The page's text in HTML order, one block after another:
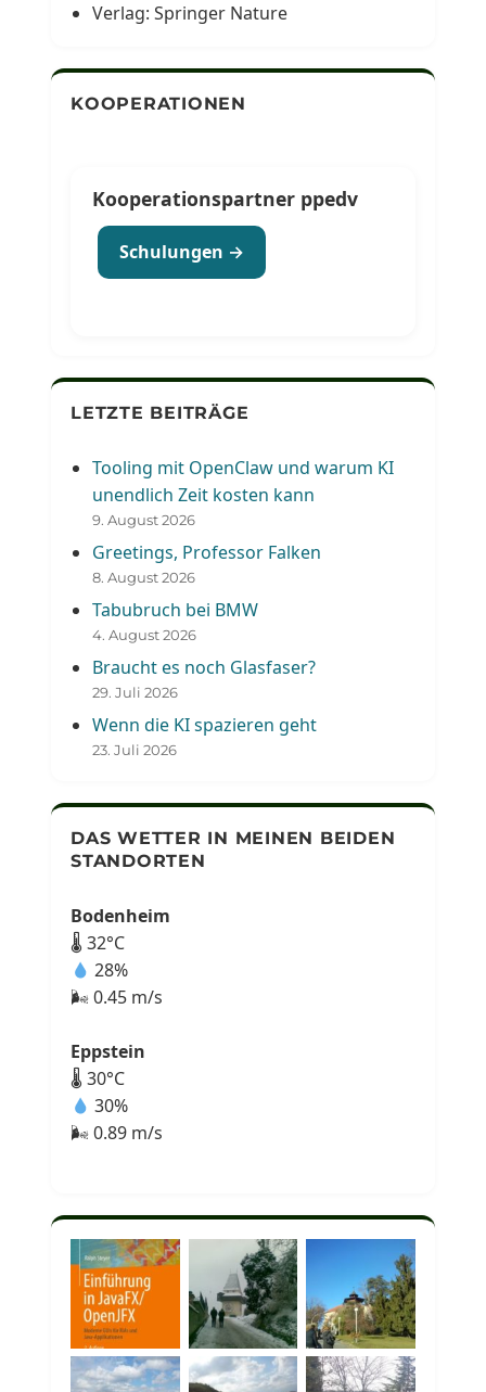
Verlag: Springer Nature
KOOPERATIONEN
Kooperationspartner ppedv
Schulungen →
LETZTE BEITRÄGE
Tooling mit OpenClaw und warum KI
unendlich Zeit kosten kann
9. August 2026
Greetings, Professor Falken
8. August 2026
Tabubruch bei BMW
4. August 2026
Braucht es noch Glasfaser?
29. Juli 2026
Wenn die KI spazieren geht
23. Juli 2026
DAS WETTER IN MEINEN BEIDEN
STANDORTEN
Bodenheim
🌡 32°C
28%
🌬 0.45 m/s
Eppstein
🌡 30°C
30%
🌬 0.89 m/s